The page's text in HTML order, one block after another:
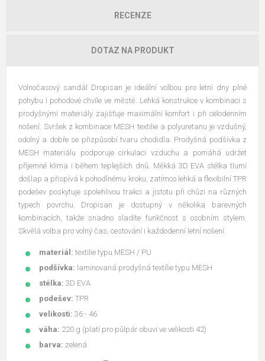
RECENZE
DOTAZ NA PRODUKT
Volnočasový sandál Dropisan je ideální volbou pro letní dny plné
pohybu i pohodové chvíle ve městě. Lehká konstrukce v kombinaci s
prodyšnými materiály zajišťuje maximální komfort i při celodenním
nošení. Svršek z kombinace MESH textilie a polyuretanu je vzdušný,
odolný a dobře se přizpůsobí tvaru chodidla. Prodyšná podšívka z
MESH materiálu podporuje cirkulaci vzduchu a pomáhá udržet
příjemné klima i během teplejších dnů. Měkká 3D EVA stélka tlumí
došlap a přispívá k pohodlnému kroku, zatímco lehká a flexibilní TPR
podešev poskytuje spolehlivou trakci a jistotu při chůzi na různých
typech povrchu. Dropisan je dostupný v několika barevných
kombinacích, takže snadno sladíte funkčnost s osobním stylem.
Skvělá volba pro volný čas, cestování i každodenní letní nošení.
materiál: textilie typu MESH / PU
podšívka: laminovaná prodyšná textílie typu MESH
stélka: 3D EVA
podešev: TPR
velikosti: 36 - 46
váha: 220 g (platí pro půlpár obuvi ve velikosti 42)
barva: zelená